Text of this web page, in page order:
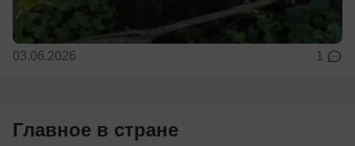
03.06.2026 1
Главное в стране